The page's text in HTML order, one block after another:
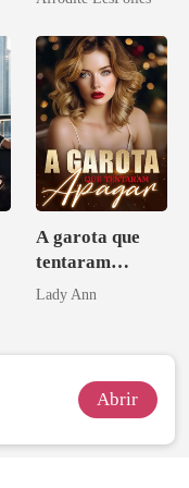
A garota que
tentaram
apagar
Lady Ann
Abrir